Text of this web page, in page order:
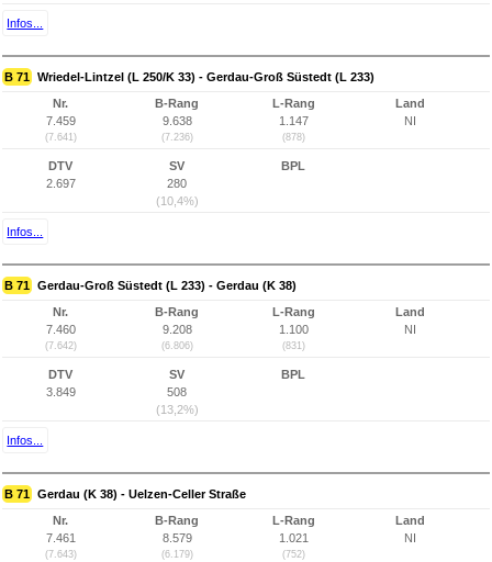
Infos...
B 71 Wriedel-Lintzel (L 250/K 33) - Gerdau-Groß Süstedt (L 233)
Nr.
7.459
(7.641)
B-Rang
9.638
(7.236)
L-Rang
1.147
(878)
Land
NI
DTV
2.697
SV
280
(10,4%)
BPL
Infos...
B 71 Gerdau-Groß Süstedt (L 233) - Gerdau (K 38)
Nr.
7.460
(7.642)
B-Rang
9.208
(6.806)
L-Rang
1.100
(831)
Land
NI
DTV
3.849
SV
508
(13,2%)
BPL
Infos...
B 71 Gerdau (K 38) - Uelzen-Celler Straße
Nr.
7.461
(7.643)
B-Rang
8.579
(6.179)
L-Rang
1.021
(752)
Land
NI